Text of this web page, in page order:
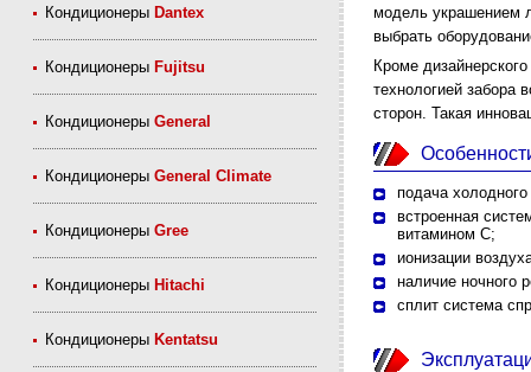
Кондиционеры Dantex
Кондиционеры Fujitsu
КондиционерыGeneral
КондиционерыGeneral Climate
КондиционерыGree
Кондиционеры Hitachi
Кондиционеры Kentatsu
модель украшением
выбрать
Кроме
технологией забора
сторон. Такая
подача
встроенная
витамином С;
ионизации
наличие ночного
сплит система